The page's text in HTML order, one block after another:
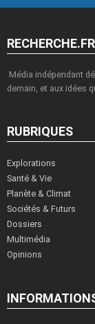
RECHERCHE.FR
Média indépendant
demain, et aux idées
RUBRIQUES
Explorations
Santé & Vie
Planète & Climat
Sociétés & Futurs
Dossiers
Multimédia
Opinions